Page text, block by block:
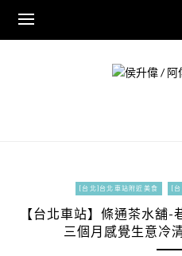
content
[台北]台北車站附近美食 [
【台北車站】條通茶水舖
三個月感覺生意冷